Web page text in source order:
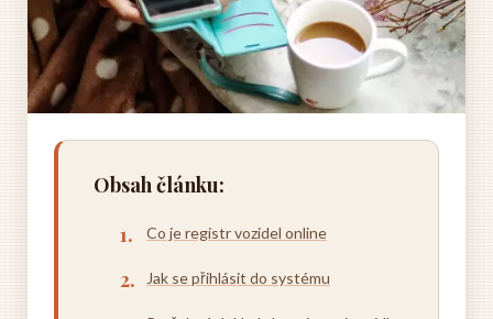
Obsah článku:
Co je registr vozidel online
Jak se přihlásit do systému